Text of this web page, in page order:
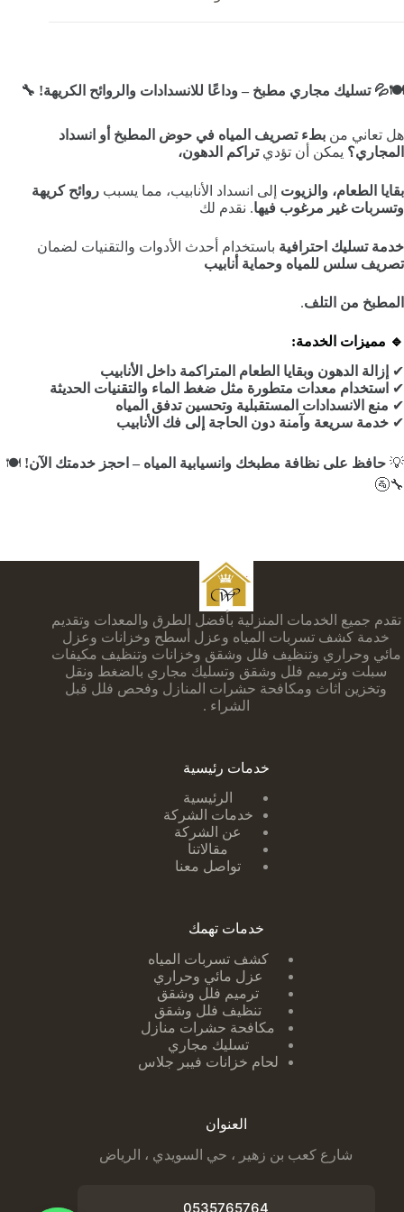
🍽️💦 تسليك مجاري مطبخ – وداعًا للانسدادات والروائح الكريهة! 🔧
هل تعاني من بطء تصريف المياه في حوض المطبخ أو انسداد
المجاري؟ يمكن أن تؤديتراكم الدهون،
بقايا الطعام، والزيوت إلى انسداد الأنابيب، مما يسبب روائح كريهة
وتسربات غير مرغوب فيها. نقدم لك
خدمة تسليك احترافية باستخدام أحدث الأدوات والتقنيات لضمان
تصريف سلس للمياه وحماية أنابيب
المطبخ من التلف.
🔹 مميزات الخدمة:
✔ إزالة الدهون وبقايا الطعام المتراكمة داخل الأنابيب
✔ استخدام معدات متطورة مثل ضغط الماء والتقنيات الحديثة
✔ منع الانسدادات المستقبلية وتحسين تدفق المياه
✔ خدمة سريعة وآمنة دون الحاجة إلى فك الأنابيب
💡 حافظ على نظافة مطبخك وانسيابية المياه – احجز خدمتك الآن! 🍽️
🔧🚰
تقدم جميع الخدمات المنزلية بأفضل الطرق والمعدات وتقديم
خدمة كشف تسربات المياه وعزل أسطح وخزانات وعزل
مائي وحراري وتنظيف فلل وشقق وخزانات وتنظيف مكيفات
سبلت وترميم فلل وشقق وتسليك مجاري بالضغط ونقل
وتخزين اثاث ومكافحة حشرات المنازل وفحص فلل قبل
الشراء .
خدمات رئيسية
الرئيسية
خدمات الشركة
عن الشركة
مقالاتنا
تواصل معنا
خدمات تهمك
كشف تسربات ا لمياه
عزل مائي وحراري
ترميم فلل وشقق
تنظيف فلل وشقق
مكافحة حشرات منازل
تسليك مجاري
لحام خزانات فيبر جلاس
العنوان
شارع كعب بن زهير ، حي السويدي ، الرياض
0535765764